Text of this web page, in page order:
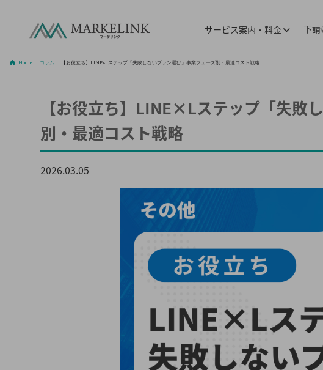
サービス案内・料金 下請
Home コラム 【お役立ち】LINE×Lステップ「失敗しないプラン選び」事業フェーズ別・最適コスト戦略
【お役立ち】LINE×Lステップ「失敗
別・最適コスト戦略
2026.03.05